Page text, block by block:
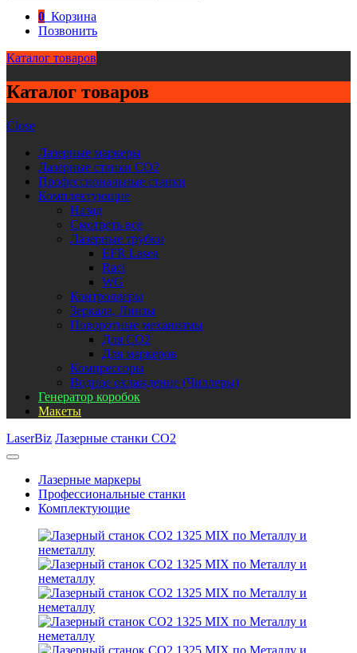
0 Корзина
Позвонить
Каталог товаров
Каталог товаров
Close
Лазерные маркеры
Лазерные станки CO2
Профессиональные станки
Комплектующие
Назад
Смотреть все
Лазерные трубки
EFR Lasea
Raci
WG
Контроллеры
Зеркала, Линзы
Поворотные механизмы
Для CO2
Для маркеров
Компрессоры
Водное охлаждение (Чиллеры)
Генератор коробок
Макеты
LaserBiz Лазерные станки CO2
Лазерные маркеры
Профессиональные станки
Комплектующие